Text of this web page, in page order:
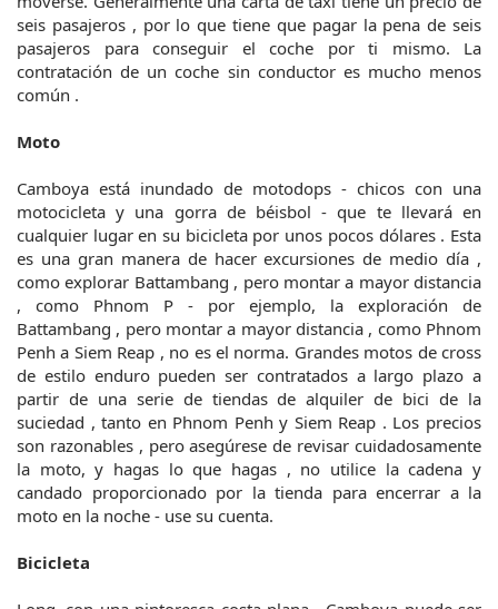
seis pasajeros , por lo que tiene que pagar la pena de seis
pasajeros para conseguir el coche por ti mismo. La
contratación de un coche sin conductor es mucho menos
común .
Moto
Camboya está inundado de motodops - chicos con una
motocicleta y una gorra de béisbol - que te llevará en
cualquier lugar en su bicicleta por unos pocos dólares . Esta
es una gran manera de hacer excursiones de medio día ,
como explorar Battambang , pero montar a mayor distancia
, como Phnom P - por ejemplo, la exploración de
Battambang , pero montar a mayor distancia , como Phnom
Penh a Siem Reap , no es el norma. Grandes motos de cross
de estilo enduro pueden ser contratados a largo plazo a
partir de una serie de tiendas de alquiler de bici de la
suciedad , tanto en Phnom Penh y Siem Reap . Los precios
son razonables , pero asegúrese de revisar cuidadosamente
la moto, y hagas lo que hagas , no utilice la cadena y
candado proporcionado por la tienda para encerrar a la
moto en la noche - use su cuenta.
Bicicleta